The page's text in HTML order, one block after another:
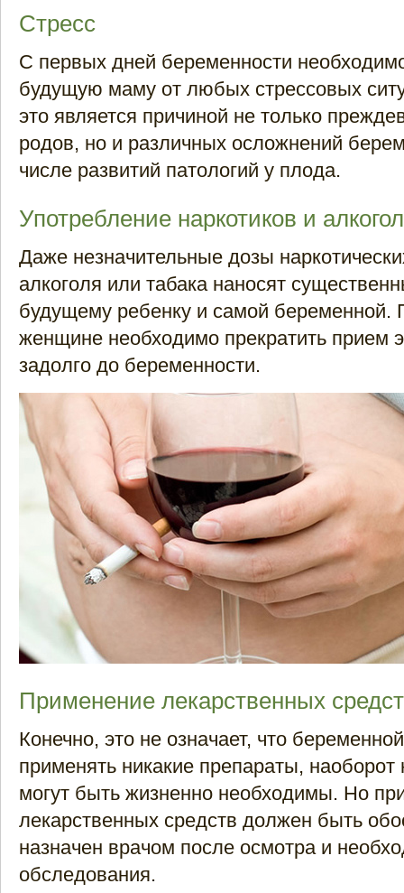
Стресс
С первых дней беременности
будущую маму от любых стрессовых
это является причиной не только
родов, но и различных осложнений
числе развитий патологий у плода.
Употребление наркотиков и
Даже незначительные дозы
алкоголя или табака наносят
будущему ребенку и самой беременной.
женщине необходимо прекратить прием
задолго до беременности.
Применение лекарственных
Конечно, это не означает, что
применять никакие препараты, наоборот
могут быть жизненно необходимы. Но
лекарственных средств должен быть
назначен врачом после осмотра и
обследования.